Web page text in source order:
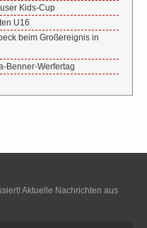
Kids-Cup
U16
beim Großereignis in
Benner-Werfertag
Aktuelle Nachrichten aus